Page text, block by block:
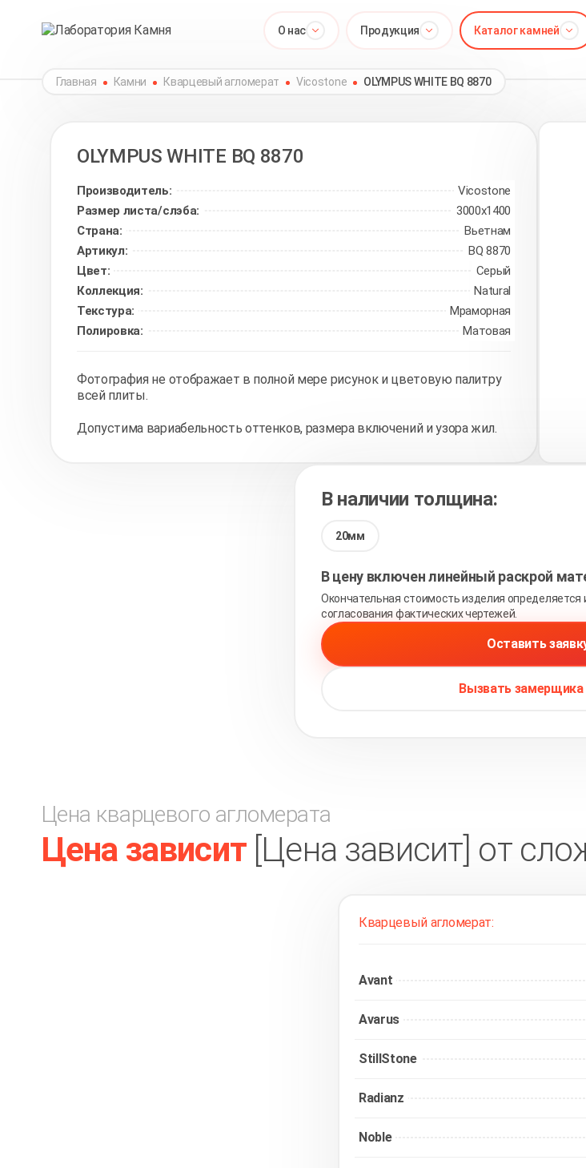
О нас Продукция Каталог камней
Главная Камни Кварцевый агломерат Vicostone OLYMPUS WHITE BQ 8870
OLYMPUS WHITE BQ 8870
Производитель:
Vicostone
Размер листа/слэба:
3000x1400
Страна:
Вьетнам
Артикул:
BQ 8870
Цвет:
Серый
Коллекция:
Natural
Текстура:
Мраморная
Полировка:
Матовая
Фотография не отображает в полной мере рисунок и цветовую палитру
всей плиты.
Допустима вариабельность оттенков, размера включений и узора жил.
В наличии толщина:
20мм
В цену включен линейный раскрой
Окончательная стоимость изделия определяется
согласования фактических чертежей.
Оставить
Вызвать замерщика
Цена кварцевого агломерата
Цена зависит[Цена зависит] от
Кварцевый агломерат:
Avant
Avarus
StillStone
Radianz
Noble